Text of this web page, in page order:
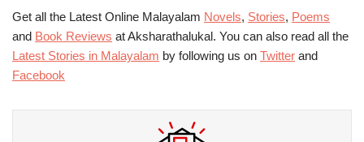
Get all the Latest Online Malayalam Novels, Stories, Poems
and Book Reviews at Aksharathalukal. You can also read all the
Latest Stories in Malayalam by following us on Twitter and
Facebook